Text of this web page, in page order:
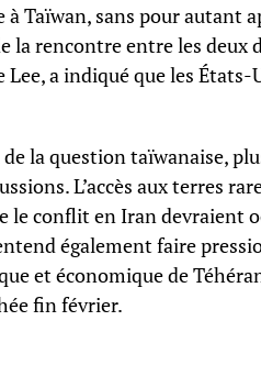
Taïwan, sans pour autant
la rencontre entre les
Lee, a indiqué que les
la question taïwanaise,
L’accès aux terres
le conflit en Iran devraient
également faire
et économique de
fin février.